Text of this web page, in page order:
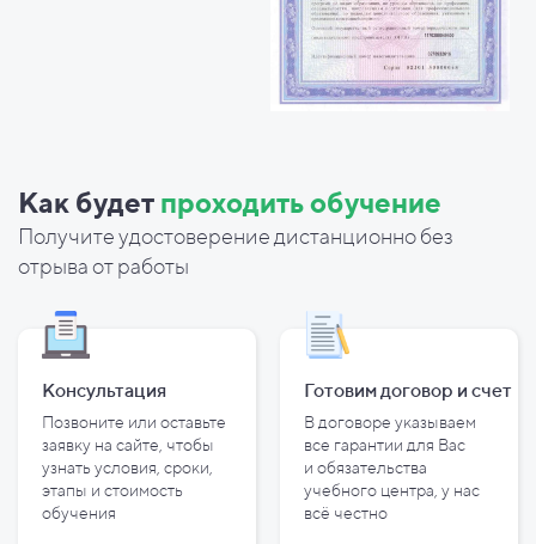
Как будет проходить обучение
Получите удостоверение дистанционно без
отрыва от работы
Консультация
Позвоните или оставьте
заявку на сайте, чтобы
узнать условия, сроки,
этапы и стоимость
обучения
Готовим договор и счет
В договоре указываем
все гарантии для Вас
и обязательства
учебного центра, у нас
всё честно